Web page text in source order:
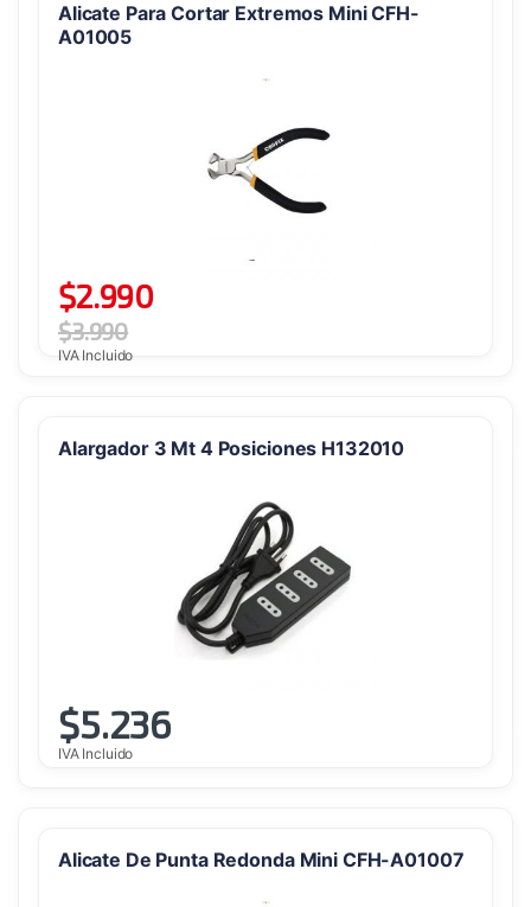
Alicate Para Cortar Extremos Mini CFH-
A01005
$2.990
$3.990
IVA Incluido
Alargador 3 Mt 4 Posiciones H132010
$5.236
IVA Incluido
Alicate De Punta Redonda Mini CFH-A01007